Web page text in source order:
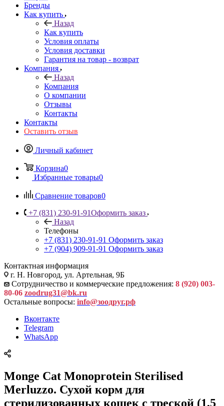
Бренды
Как купить
Назад
Как купить
Условия оплаты
Условия доставки
Гарантия на товар - возврат
Компания
Назад
Компания
О компании
Отзывы
Контакты
Контакты
Оставить отзыв
Личный кабинет
Корзина0
Избранные товары0
Сравнение товаров0
+7 (831) 230-91-91Оформить заказ
Назад
Телефоны
+7 (831) 230-91-91 Оформить заказ
+7 (904) 909-91-91 Оформить заказ
Контактная информация
г. Н. Новгород, ул. Артельная, 9Б
Сотрудничество и коммерческие предложения: 8 (920) 003-
80-06 zoodrug31@bk.ru
Остальные вопросы: info@зоодруг.рф
Вконтакте
Telegram
WhatsApp
Monge Cat Monoprotein Sterilised
Merluzzo. Сухой корм для
стерилизованных кошек с треской (1,5